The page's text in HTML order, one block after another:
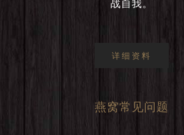
战自我。
详细资料
燕窝常见问题